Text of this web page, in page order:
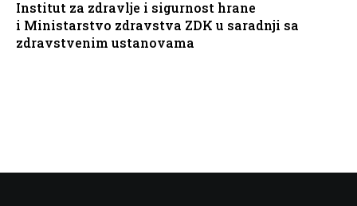
Institut za zdravlje i sigurnost hrane
i Ministarstvo zdravstva ZDK u saradnji sa
zdravstvenim ustanovama